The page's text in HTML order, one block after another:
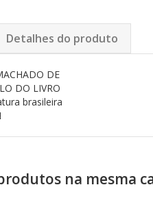
Detalhes do produto
DE
DO LIVRO
brasileira
na mesma